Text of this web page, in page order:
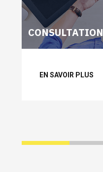
CONSULTATION
EN SAVOIR PLUS